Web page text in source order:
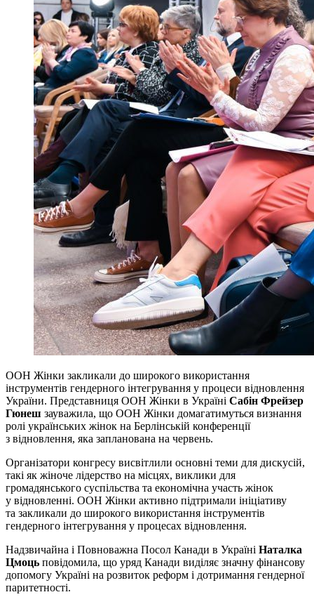
ООН Жінки закликали до широкого використання
інструментів гендерного інтегрування у процеси відновлення
України. Представниця ООН Жінки в Україні Сабін Фрейзер
Гюнеш зауважила, що ООН Жінки домагатимуться визнання
ролі українських жінок на Берлінській конференції
з відновлення, яка запланована на червень.
Організатори конгресу висвітлили основні теми для дискусій,
такі як жіноче лідерство на місцях, виклики для
громадянського суспільства та економічна участь жінок
у відновленні. ООН Жінки активно підтримали ініціативу
та закликали до широкого використання інструментів
гендерного інтегрування у процесах відновлення.
Надзвичайна і Повноважна Посол Канади в Україні Наталка
Цмоць повідомила, що уряд Канади виділяє значну фінансову
допомогу Україні на розвиток реформ і дотримання гендерної
паритетності.